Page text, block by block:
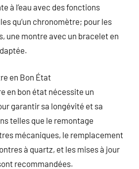
à l’eau avec des fonctions
qu’un chronomètre; pour les
une montre avec un bracelet en
en Bon État
en bon état nécessite un
garantir sa longévité et sa
telles que le remontage
mécaniques, le remplacement
à quartz, et les mises à jour
recommandées.